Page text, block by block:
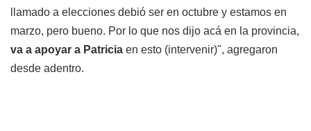
llamado a elecciones debió ser en octubre y estamos en
marzo, pero bueno. Por lo que nos dijo acá en la provincia,
va a apoyar a Patricia en esto (intervenir)", agregaron
desde adentro.